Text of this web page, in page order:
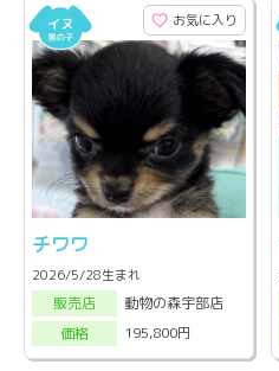
お気に入り
チワワ
2026/5/28生まれ
販売店
動物の森宇部店
価格
195,800円